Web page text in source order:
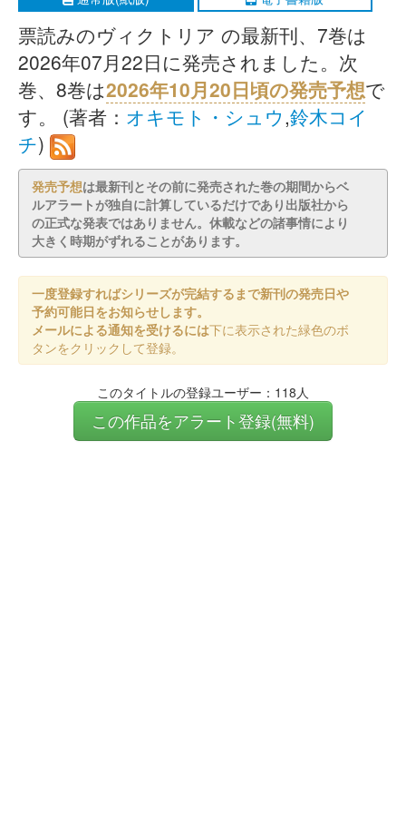
票読みのヴィクトリア の最新刊、7巻は
2026年07月22日に発売されました。次
巻、8巻は2026年10月20日頃の発売予想で
す。 (著者： オキモト・シュウ,鈴木コイ
チ)
発売予想は最新刊とその前に発売された巻の期間からベ
ルアラートが独自に計算しているだけであり出版社から
の正式な発表ではありません。休載などの諸事情により
大きく時期がずれることがあります。
一度登録すればシリーズが完結するまで新刊の発売日や
予約可能日をお知らせします。
メールによる通知を受けるには下に表示された緑色のボ
タンをクリックして登録。
このタイトルの登録ユーザー：118人
この作品をアラート登録(無料)